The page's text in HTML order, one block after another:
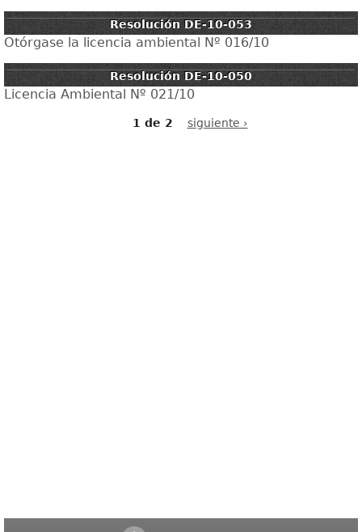
Resolución DE-10-053
Otórgase la licencia ambiental Nº 016/10
Resolución DE-10-050
Licencia Ambiental Nº 021/10
1 de 2 siguiente ›